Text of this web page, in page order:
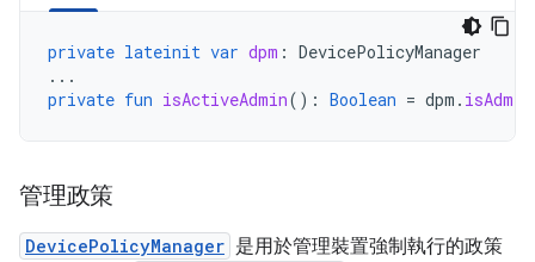
private lateinit var dpm : DevicePolicyManager
...
private fun isActiveAdmin(): Boolean = dpm .
管理政策
DevicePolicyManager 是用於管理裝置強制執行的政策